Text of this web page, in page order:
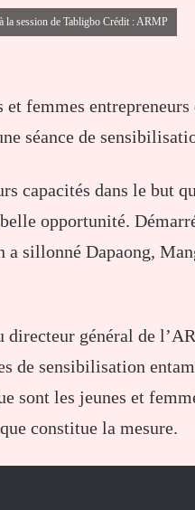
la session de Tabligbo Crédit : ARMP
et femmes
séance de
capacités dans le but
opportunité.
a sillonné Dapaong,
directeur général de
de sensibilisation
sont les jeunes et
constitue la mesure.